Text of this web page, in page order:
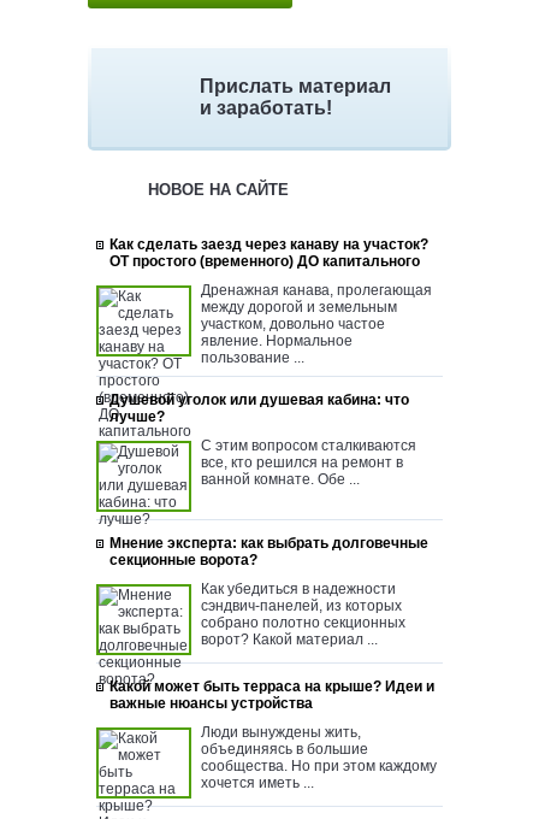
Прислать материал
и заработать!
НОВОЕ НА САЙТЕ
Как сделать заезд через канаву на участок?
ОТ простого (временного) ДО капитального
Дренажная канава, пролегающая
между дорогой и земельным
участком, довольно частое
явление. Нормальное
пользование ...
Душевой уголок или душевая кабина: что
лучше?
С этим вопросом сталкиваются
все, кто решился на ремонт в
ванной комнате. Обе ...
Мнение эксперта: как выбрать долговечные
секционные ворота?
Как убедиться в надежности
сэндвич-панелей, из которых
собрано полотно секционных
ворот? Какой материал ...
Какой может быть терраса на крыше? Идеи и
важные нюансы устройства
Люди вынуждены жить,
объединяясь в большие
сообщества. Но при этом каждому
хочется иметь ...